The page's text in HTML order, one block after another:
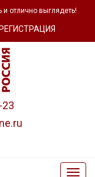
и отлично выглядеть!